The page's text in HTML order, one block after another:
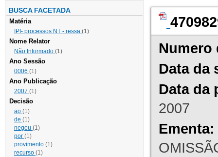
BUSCA FACETADA
Matéria
IPI- processos NT - ressa (1)
Nome Relator
Não Informado (1)
Ano Sessão
0006 (1)
Ano Publicação
2007 (1)
Decisão
ao (1)
de (1)
negou (1)
por (1)
provimento (1)
recurso (1)
Numero
Data da
Data da
2007
Ementa: